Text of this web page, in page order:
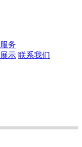
务
示 联系我们